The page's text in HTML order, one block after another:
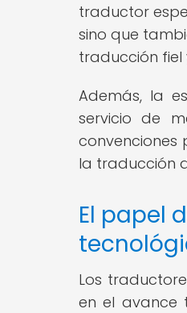
traductor
sino que
traducción fiel
Además, la
servicio de
la traducción
El papel
Los
en el avance